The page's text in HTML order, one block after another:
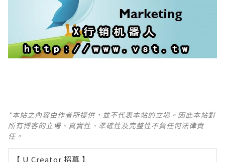
*本站之內容由作者所提供，並不代表本站的立場。因此本站對
所有博客的立場、真實性、準確性及完整性不負任何法律責
任。
【 U Creator 招募 】